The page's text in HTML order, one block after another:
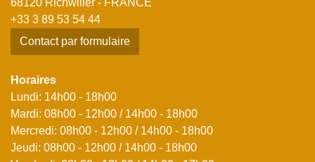
+33 3 89 53 54 44
Contact par formulaire
Horaires
Lundi: 14h00 - 18h00
Mardi: 08h00 - 12h00 / 14h00 - 18h00
Mercredi: 08h00 - 12h00 / 14h00 - 18h00
Jeudi: 08h00 - 12h00 / 14h00 - 18h00